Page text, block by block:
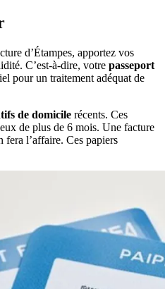
d’Étampes, apportez vos
C’est-à-dire, votre passeport
pour un traitement adéquat de
de domicile récents. Ces
de plus de 6 mois. Une facture
fera l’affaire. Ces papiers